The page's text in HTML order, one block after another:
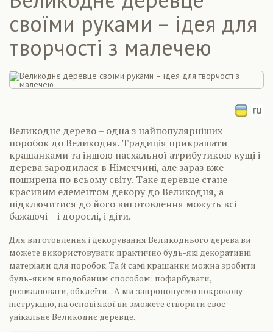
своїми руками – ідея для
творчості з малечею
Великоднє дерево – одна з найпопулярніших
поробок до Великодня. Традиція прикрашати
крашанками та іншою пасхальної атрибутикою кущі і
дерева зародилася в Німеччині, але зараз вже
поширена по всьому світу. Таке деревце стане
красивим елементом декору до Великодня, а
підключитися до його виготовлення можуть всі
бажаючі – і дорослі, і діти.
Для виготовлення і декорування Великоднього дерева ви
можете використовувати практично будь-які декоративні
матеріали для поробок. Та й самі крашанки можна зробити
будь-яким вподобаним способом: пофарбувати,
розмалювати, обклеїти... А ми запропонуємо покрокову
інструкцію, на основі якої ви зможете створити своє
унікальне Великоднє деревце.